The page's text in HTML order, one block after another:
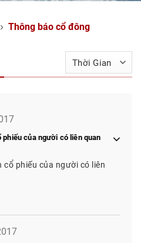
Thông báo cổ đông
phiếu của người có liên quan
cổ phiếu của người có liên